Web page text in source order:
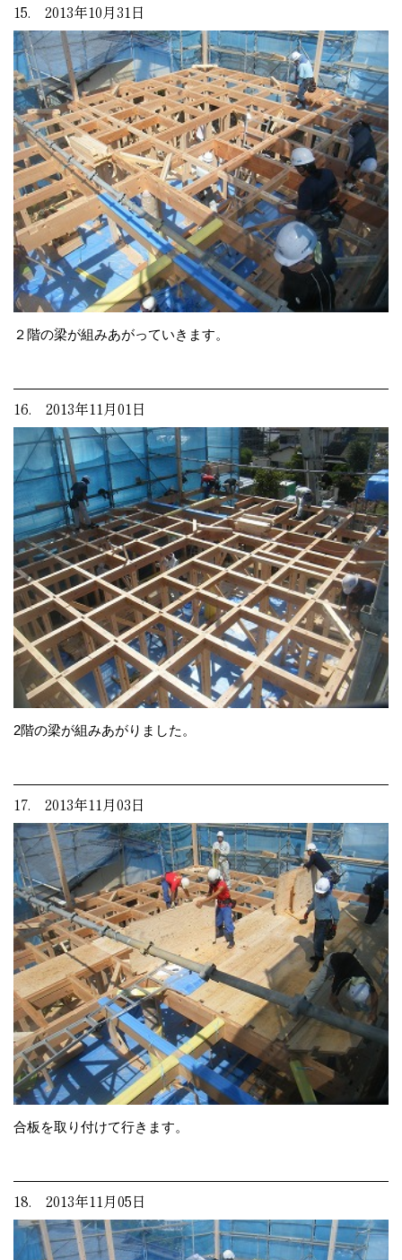
15. 2013年10月31日
２階の梁が組みあがっていきます。
16. 2013年11月01日
2階の梁が組みあがりました。
17. 2013年11月03日
合板を取り付けて行きます。
18. 2013年11月05日